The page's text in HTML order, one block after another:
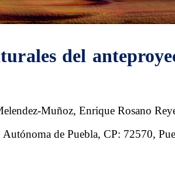
del
Muñoz, Enrique Rosano
de Puebla, CP: 72570,